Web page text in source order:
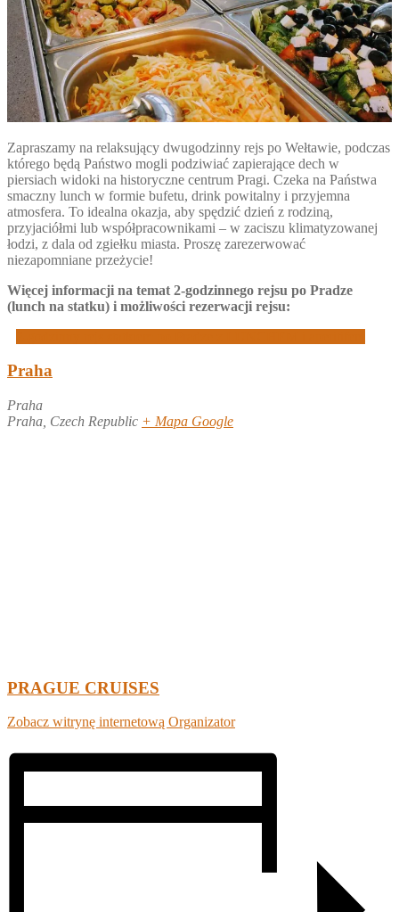
Zapraszamy na relaksujący dwugodzinny rejs po Wełtawie, podczas
którego będą Państwo mogli podziwiać zapierające dech w
piersiach widoki na historyczne centrum Pragi. Czeka na Państwa
smaczny lunch w formie bufetu, drink powitalny i przyjemna
atmosfera. To idealna okazja, aby spędzić dzień z rodziną,
przyjaciółmi lub współpracownikami – w zaciszu klimatyzowanej
łodzi, z dala od zgiełku miasta. Proszę zarezerwować
niezapomniane przeżycie!
Więcej informacji na temat 2-godzinnego rejsu po Pradze
(lunch na statku) i możliwości rezerwacji rejsu:
Praha
Praha
Praha Czech Republic + Mapa Google
PRAGUE CRUISES
Zobacz witrynę internetową Organizator